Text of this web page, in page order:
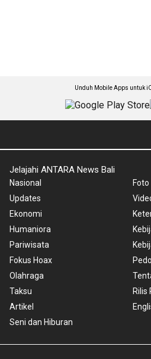
Unduh Mobile Apps untuk
Jelajahi ANTARA News Bali
Nasional
Updates
Ekonomi
Humaniora
Pariwisata
Fokus Hoax
Olahraga
Taksu
Artikel
Seni dan Hiburan
Foto
Rilis